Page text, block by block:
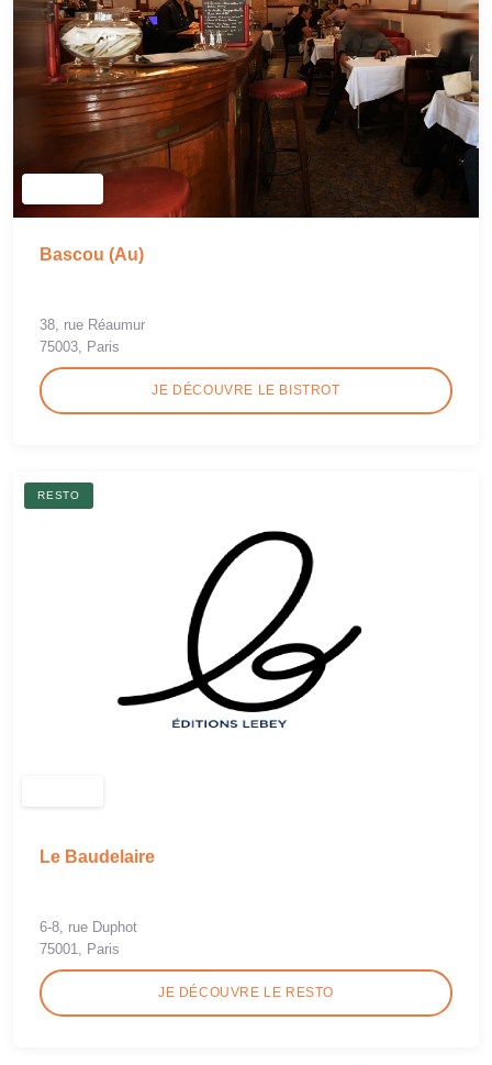
Bascou (Au)
38, rue Réaumur
75003, Paris
JE DÉCOUVRE LE BISTROT
RESTO
Le Baudelaire
6-8, rue Duphot
75001, Paris
JE DÉCOUVRE LE RESTO